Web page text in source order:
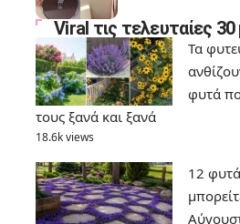
Viral τις τελευταίες
Τα
φυτά
τους ξανά και ξανά
18.6k views
12